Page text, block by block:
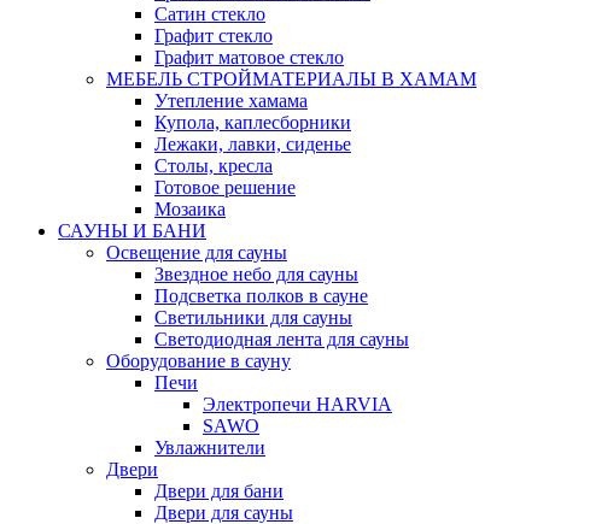
Сатин стекло
Графит стекло
Графит матовое стекло
МЕБЕЛЬ СТРОЙМАТЕРИАЛЫ В ХАМАМ
Утепление хамама
Купола, каплесборники
Лежаки, лавки, сиденье
Столы, кресла
Готовое решение
Мозаика
САУНЫ И БАНИ
Освещение для сауны
Звездное небо для сауны
Подсветка полков в сауне
Светильники для сауны
Светодиодная лента для сауны
Оборудование в сауну
Печи
Электропечи HARVIA
SAWO
Увлажнители
Двери
Двери для бани
Двери для сауны